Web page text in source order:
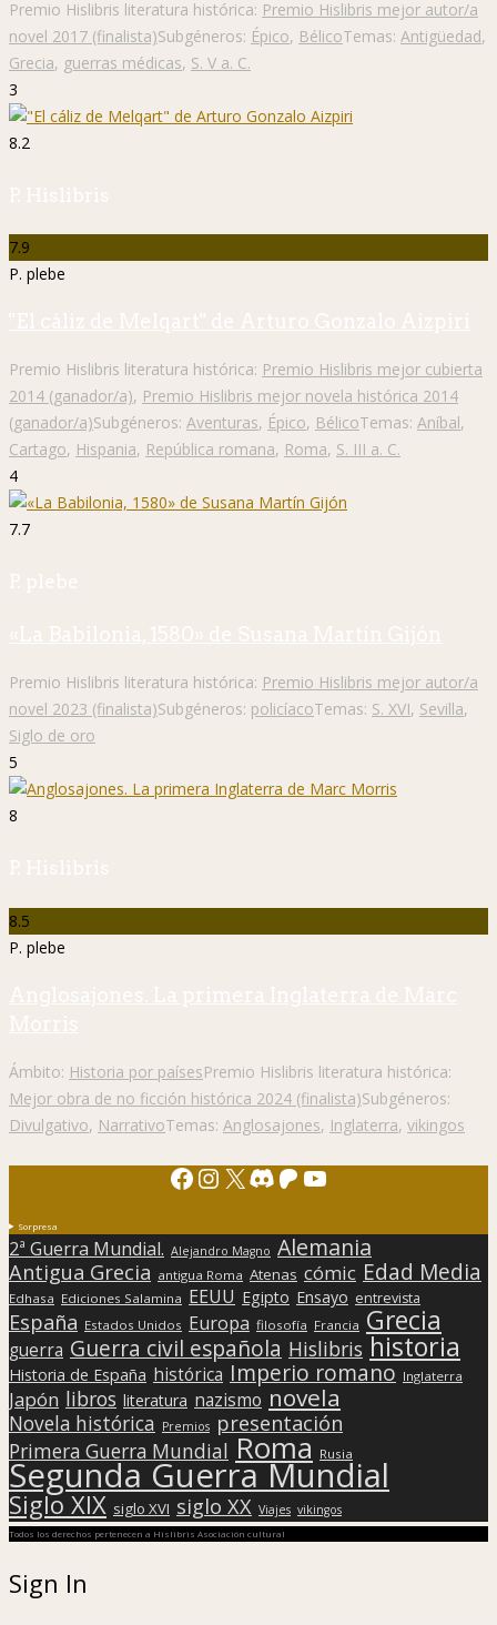
Premio Hislibris literatura histórica: Premio Hislibris mejor autor/a
novel 2017 (finalista)Subgéneros: Épico, BélicoTemas: Antigüedad,
Grecia, guerras médicas, S. V a. C.
3
8.2
P. Hislibris
7.9
P. plebe
"El cáliz de Melqart" de Arturo Gonzalo Aizpiri
Premio Hislibris literatura histórica: Premio Hislibris mejor cubierta
2014 (ganador/a), Premio Hislibris mejor novela histórica 2014
(ganador/a)Subgéneros: Aventuras, Épico, BélicoTemas: Aníbal,
Cartago, Hispania, República romana, Roma, S. III a. C.
4
7.7
P. plebe
«La Babilonia, 1580» de Susana Martín Gijón
Premio Hislibris literatura histórica: Premio Hislibris mejor autor/a
novel 2023 (finalista)Subgéneros: policíacoTemas: S. XVI, Sevilla,
Siglo de oro
5
8
P. Hislibris
8.5
P. plebe
Anglosajones. La primera Inglaterra de Marc
Morris
Ámbito: Historia por paísesPremio Hislibris literatura histórica:
Mejor obra de no ficción histórica 2024 (finalista)Subgéneros:
Divulgativo, NarrativoTemas: Anglosajones, Inglaterra, vikingos
Facebook
Instagram
X Discord
Patreon
YouTube
Sorpresa
2ª Guerra Mundial. Alejandro Magno Alemania
Antigua Grecia antigua Roma Atenas cómic Edad Media
Edhasa Ediciones Salamina EEUU Egipto Ensayo entrevista
España Estados Unidos Europa filosofía Francia Grecia
guerra Guerra civil española Hislibris historia
Historia de España histórica Imperio romano Inglaterra
Japón libros literatura nazismo novela
Novela histórica Premios presentación
Primera Guerra Mundial Roma Rusia
Segunda Guerra Mundial
Siglo XIX siglo XVI siglo XX Viajes vikingos
Todos los derechos pertenecen a Hislibris Asociación cultural
Sign In